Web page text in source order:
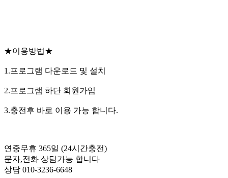
★이용방법★
1.프로그램 다운로드 및 설치
2.프로그램 하단 회원가입
3.충전후 바로 이용 가능 합니다.
연중무휴 365일 (24시간충전)
문자,전화 상담가능 합니다
상담 010-3236-6648